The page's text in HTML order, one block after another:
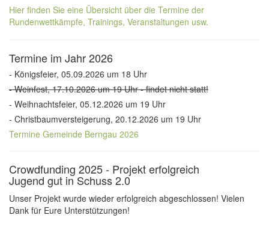
Hier finden Sie eine Übersicht über die Termine der
Rundenwettkämpfe, Trainings, Veranstaltungen usw.
Termine im Jahr 2026
- Königsfeier, 05.09.2026 um 18 Uhr
- Weinfest, 17.10.2026 um 19 Uhr - findet nicht statt!
- Weihnachtsfeier, 05.12.2026 um 19 Uhr
- Christbaumversteigerung, 20.12.2026 um 19 Uhr
Termine Gemeinde Berngau 2026
Crowdfunding 2025 - Projekt erfolgreich
Jugend gut in Schuss 2.0
Unser Projekt wurde wieder erfolgreich abgeschlossen! Vielen
Dank für Eure Unterstützungen!